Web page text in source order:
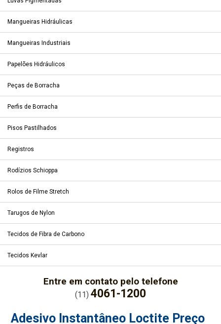
Mangueiras Hidráulicas
Mangueiras Industriais
Papelões Hidráulicos
Peças de Borracha
Perfis de Borracha
Pisos Pastilhados
Registros
Rodízios Schioppa
Rolos de Filme Stretch
Tarugos de Nylon
Tecidos de Fibra de Carbono
Tecidos Kevlar
Entre em contato pelo telefone
(11) 4061-1200
Adesivo Instantâneo Loctite Preço